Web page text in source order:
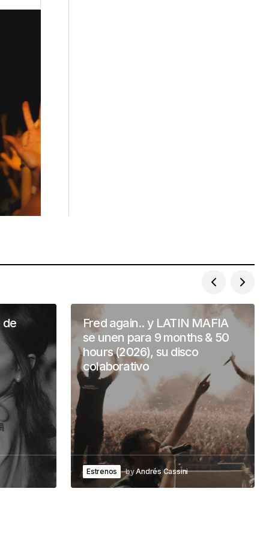
de
Fred again.. y LATIN MAFIA
se unen para 9 months & 50
hours (2026), su disco
colaborativo
Estrenos byAndrés Cassini